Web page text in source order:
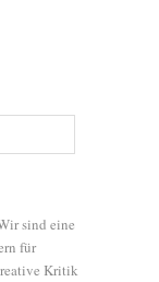
sind eine
für
Kritik